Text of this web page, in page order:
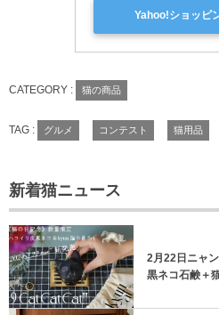
Yahoo!ショッピ
CATEGORY : 猫の商品
TAG : グルメ コンテスト 猫用品
新着猫ニュース
2月22日ニャ
黒ネコ石鹸＋